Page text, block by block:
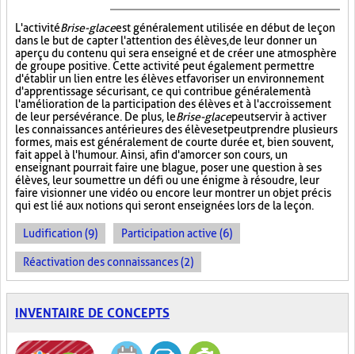
L'activitéBrise-glaceest généralement utilisée en début de leçon
dans le but de capter l'attention des élèves, de leur donner un
aperçu du contenu qui sera enseigné et de créer une atmosphère
de groupe positive. Cette activité peut également permettre
d'établir un lien entre les élèves et favoriser un environnement
d'apprentissage sécurisant, ce qui contribue généralement à
l'amélioration de la participation des élèves et à l'accroissement
de leur persévérance. De plus, leBrise-glacepeut servir à activer
les connaissances antérieures des élèves et peut prendre plusieurs
formes, mais est généralement de courte durée et, bien souvent,
fait appel à l'humour. Ainsi, afin d'amorcer son cours, un
enseignant pourrait faire une blague, poser une question à ses
élèves, leur soumettre un défi ou une énigme à résoudre, leur
faire visionner une vidéo ou encore leur montrer un objet précis
qui est lié aux notions qui seront enseignées lors de la leçon.
Ludification (9) Participation active (6)
Réactivation des connaissances (2)
INVENTAIRE DE CONCEPTS